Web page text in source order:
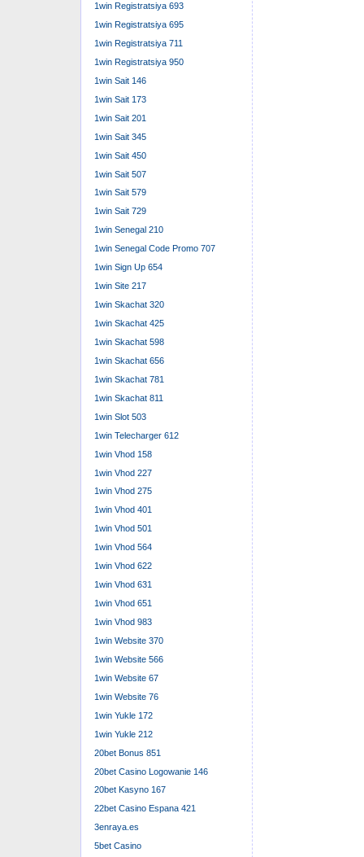
1win Registratsiya 693
1win Registratsiya 695
1win Registratsiya 711
1win Registratsiya 950
1win Sait 146
1win Sait 173
1win Sait 201
1win Sait 345
1win Sait 450
1win Sait 507
1win Sait 579
1win Sait 729
1win Senegal 210
1win Senegal Code Promo 707
1win Sign Up 654
1win Site 217
1win Skachat 320
1win Skachat 425
1win Skachat 598
1win Skachat 656
1win Skachat 781
1win Skachat 811
1win Slot 503
1win Telecharger 612
1win Vhod 158
1win Vhod 227
1win Vhod 275
1win Vhod 401
1win Vhod 501
1win Vhod 564
1win Vhod 622
1win Vhod 631
1win Vhod 651
1win Vhod 983
1win Website 370
1win Website 566
1win Website 67
1win Website 76
1win Yukle 172
1win Yukle 212
20bet Bonus 851
20bet Casino Logowanie 146
20bet Kasyno 167
22bet Casino Espana 421
3enraya.es
5bet Casino